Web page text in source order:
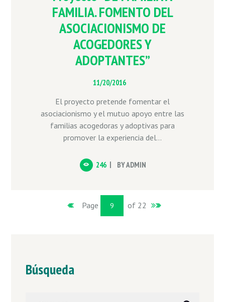
FAMILIA. FOMENTO DEL
ASOCIACIONISMO DE
ACOGEDORES Y
ADOPTANTES”
11/20/2016
El proyecto pretende fomentar el
asociacionismo y el mutuo apoyo entre las
familias acogedoras y adoptivas para
promover la experiencia del...
246 BYADMIN
Page of 22
Búsqueda